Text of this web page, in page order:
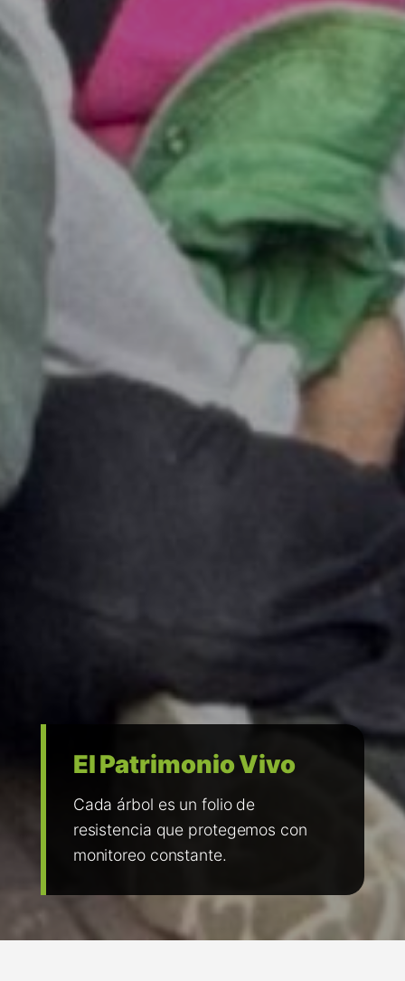
El Patrimonio Vivo
Cada árbol es un folio de
resistencia que protegemos con
monitoreo constante.